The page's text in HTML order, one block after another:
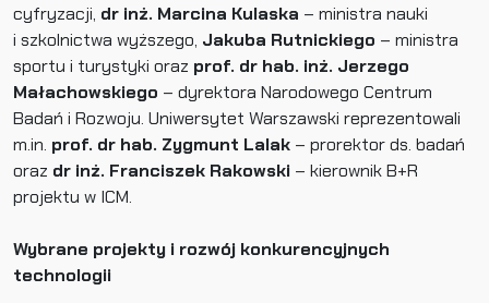
cyfryzacji, dr inż. Marcina Kulaska – ministra nauki
i szkolnictwa wyższego, Jakuba Rutnickiego – ministra
sportu i turystyki oraz prof. dr hab. inż. Jerzego
Małachowskiego – dyrektora Narodowego Centrum
Badań i Rozwoju. Uniwersytet Warszawski reprezentowali
m.in. prof. dr hab. Zygmunt Lalak – prorektor ds. badań
oraz dr inż. Franciszek Rakowski – kierownik B+R
projektu w ICM.
Wybrane projekty i rozwój konkurencyjnych
technologii